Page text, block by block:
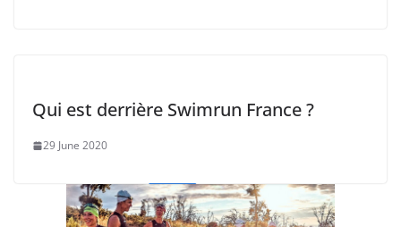
Qui est derrière Swimrun France ?
29 June 2020